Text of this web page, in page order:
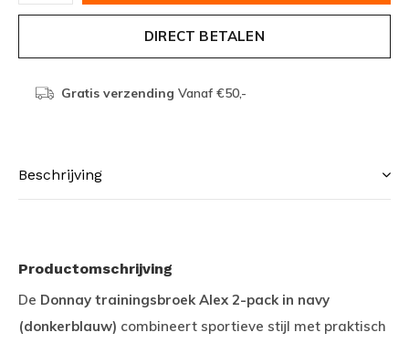
DIRECT BETALEN
Gratis verzending Vanaf €50,-
Beschrijving
Productomschrijving
De Donnay trainingsbroek Alex 2-pack in navy
(donkerblauw) combineert sportieve stijl met praktisch